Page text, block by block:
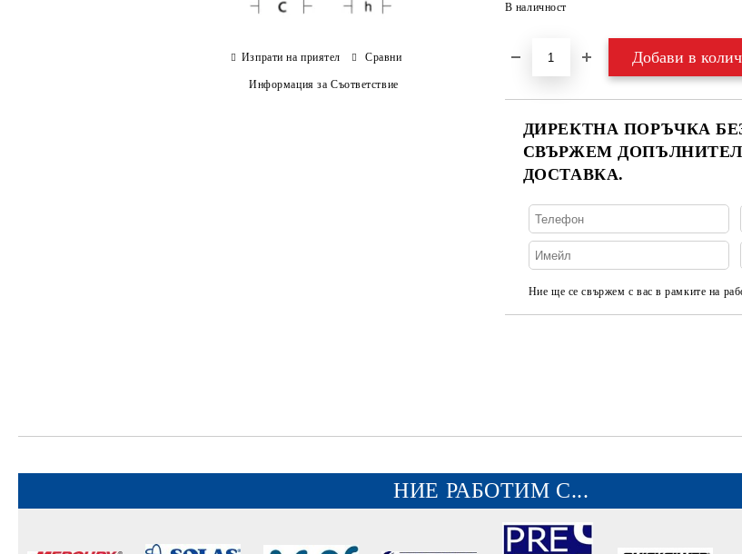
В наличност
ДИРЕКТНА ПОРЪЧКА
СВЪРЖЕМ
ДОСТАВКА.
Ние ще се свържем с вас в рамките на
Изпрати на приятел Сравни
Информация за Съответствие
НИЕ РАБОТИМ С...